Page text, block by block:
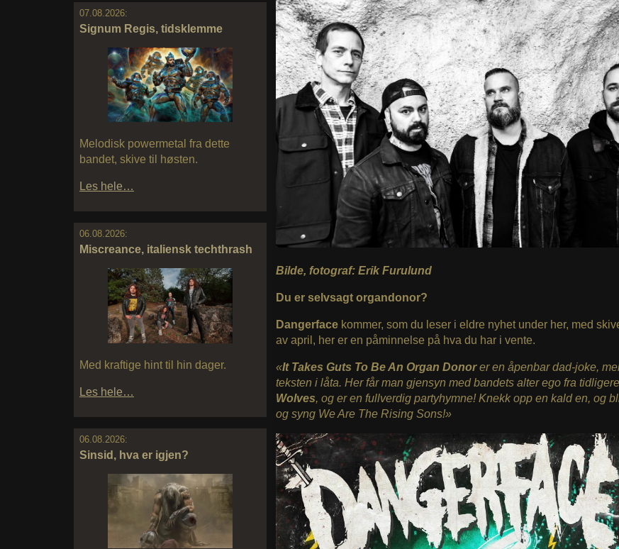
07.08.2026:
Signum Regis, tidsklemme
Melodisk powermetal fra dette
bandet, skive til høsten.
Les hele…
06.08.2026:
Miscreance, italiensk techthrash
Med kraftige hint til hin dager.
Les hele…
06.08.2026:
Sinsid, hva er igjen?
Bilde, fotograf: Erik Furulund
Du er selvsagt organdonor?
Dangerface kommer, som du leser i eldre nyhet under her, med
av april, her er en påminnelse på hva du har i vente.
«It Takes Guts To Be An Organ Donorer en åpenbar dad-joke,
teksten i låta. Her får man gjensyn med bandets alter ego fra
Wolves, og er en fullverdig partyhymne! Knekk opp en kald en, og
og syng We Are The Rising Sons!»